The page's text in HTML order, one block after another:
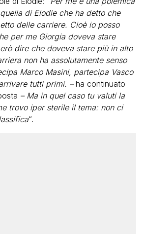
di Elodie che ha detto che
delle carriere. Cioè io posso
per me Giorgia doveva stare
dire che doveva stare più in alto
non ha assolutamente senso
Marco Masini, partecipa Vasco
tutti primi. –ha continuato
– Ma in quel caso tu valuti la
trovo iper sterile il tema: non ci
“.